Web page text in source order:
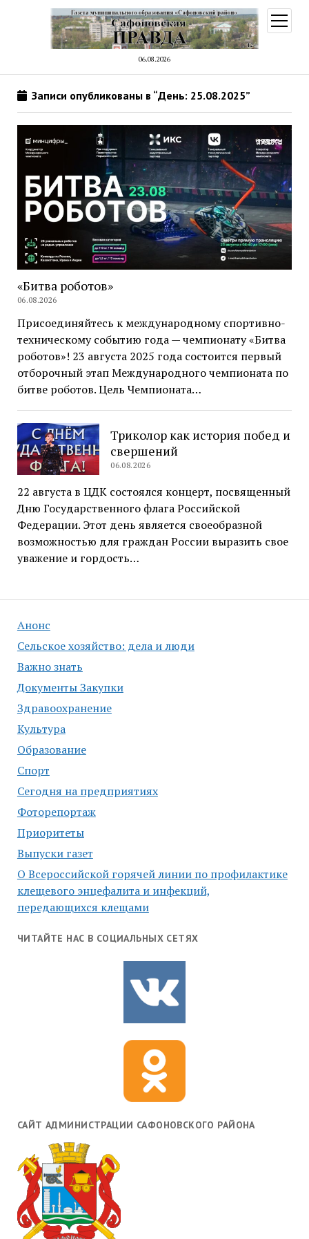
06.08.2026
меню
Анонс
Сельское хозяйство: дела и люди
Важно знать
Документы Закупки
Здравоохранение
Культура
Образование
Спорт
Сегодня на предприятиях
Фоторепортаж
Приоритеты
Выпуски газет
О Всероссийской горячей линии по профилактике
клещевого энцефалита и инфекций,
передающихся клещами
ЧИТАЙТЕ НАС В СОЦИАЛЬНЫХ СЕТЯХ
САЙТ АДМИНИСТРАЦИИ САФОНОВСКОГО РАЙОНА
Записи опубликованы в “День: 25.08.2025”
«Битва роботов»
06.08.2026
Присоединяйтесь к международному спортивно-
техническому событию года — чемпионату «Битва
роботов»! 23 августа 2025 года состоится первый
отборочный этап Международного чемпионата по
битве роботов. Цель Чемпионата…
Триколор как история побед и
свершений
06.08.2026
22 августа в ЦДК состоялся концерт, посвященный
Дню Государственного флага Российской
Федерации. Этот день является своеобразной
возможностью для граждан России выразить свое
уважение и гордость…